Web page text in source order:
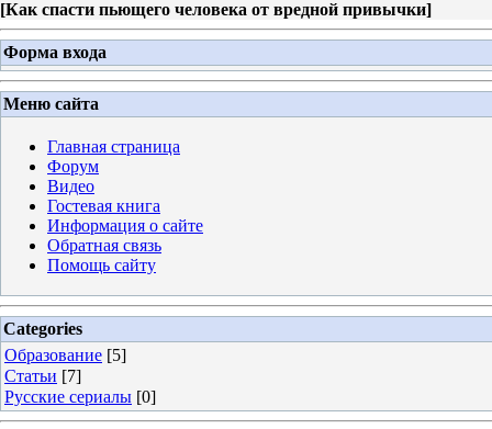
[Как спасти пьющего человека от вредной привычки]
Форма входа
Меню сайта
Главная страница
Форум
Видео
Гостевая книга
Информация о сайте
Обратная связь
Помощь сайту
Categories
Образование [5]
Статьи [7]
Русские сериалы [0]